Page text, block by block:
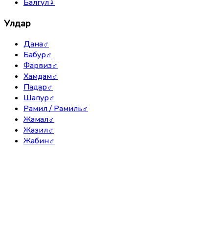
Балгүл♀
Улдар
Дана♂
Бабур♂
Фарвиз♂
Хамдам♂
Падар♂
Шапур♂
Рамил / Рамиль♂
Жамал♂
Жазил♂
Жабин♂